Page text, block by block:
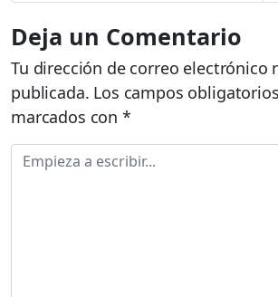
Deja un Comentario
Tu dirección de correo electrónico
publicada. Los campos
marcados con *